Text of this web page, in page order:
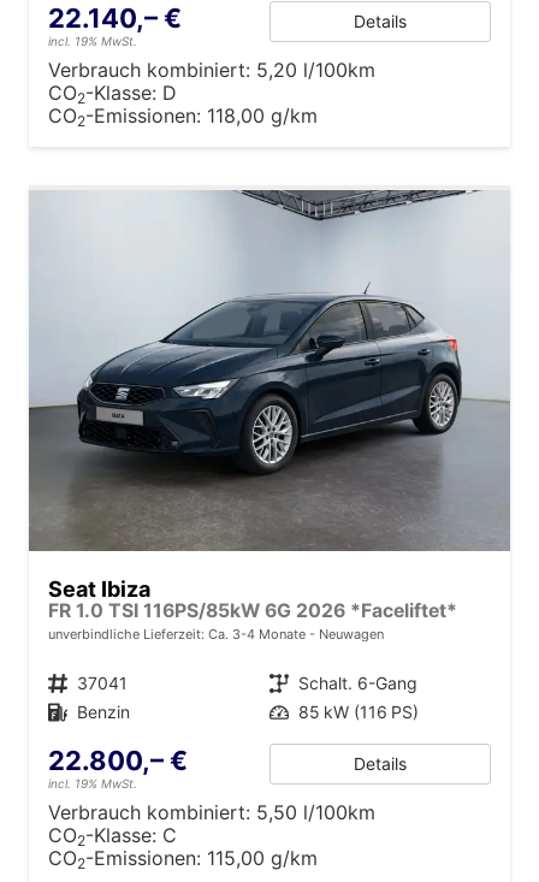
22.140,– €
incl. 19% MwSt.
Details
Verbrauch kombiniert: 5,20 l/100km
CO2-Klasse: D
CO2-Emissionen: 118,00 g/km
Seat Ibiza
FR 1.0 TSI 116PS/85kW 6G 2026 *Faceliftet*
unverbindliche Lieferzeit: Ca. 3-4 Monate Neuwagen
Fahrzeugnr. 37041 Getriebe Schalt. 6-Gang
Kraftstoff Benzin Leistung 85 kW (116 PS)
22.800,– €
incl. 19% MwSt.
Details
Verbrauch kombiniert: 5,50 l/100km
CO2-Klasse: C
CO2-Emissionen: 115,00 g/km